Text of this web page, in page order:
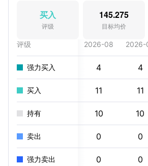
买入
评级
145.275
目标均价
评级 2026-08 2026-
强力买入 4 4
买入 11 11
持有 10 10
卖出 0 0
强力卖出 0 0